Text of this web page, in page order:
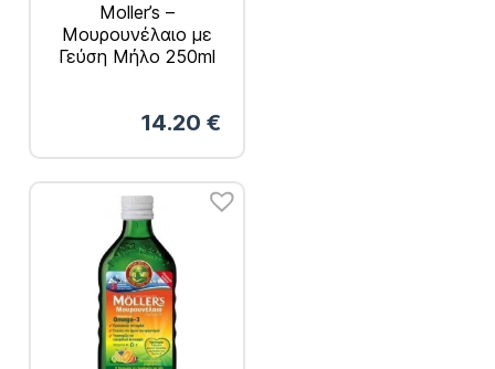
Moller’s –
Μουρουνέλαιο με
Γεύση Μήλο 250ml
14.20 €